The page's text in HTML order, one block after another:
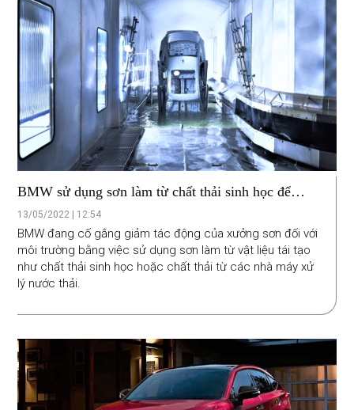
BMW sử dụng sơn làm từ chất thải sinh học để
“cứu” hành tinh
13/05/2022 | 12:54
BMW đang cố gắng giảm tác động của xưởng sơn đối với
môi trường bằng việc sử dụng sơn làm từ vật liệu tái tạo
như chất thải sinh học hoặc chất thải từ các nhà máy xử
lý nước thải.